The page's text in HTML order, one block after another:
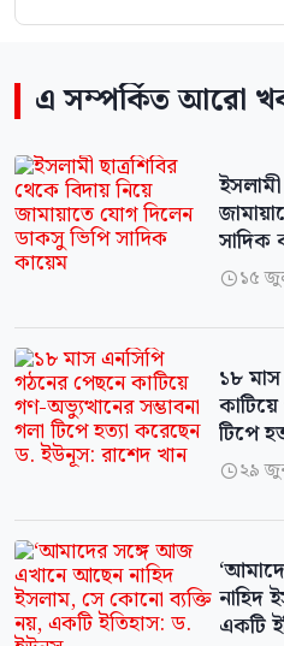
এ সম্পর্কিত আরো
সাদিক
১৫
১৮
টিপে
রাশেদ
২৯
নাহিদ
একটি